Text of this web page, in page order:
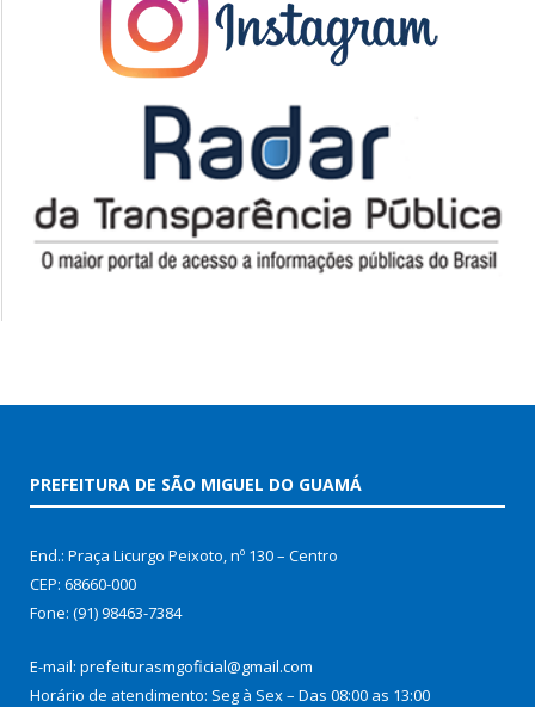
PREFEITURA DE SÃO MIGUEL DO GUAMÁ
End.: Praça Licurgo Peixoto, nº 130 – Centro
CEP: 68660-000
Fone: (91) 98463-7384
E-mail: prefeiturasmgoficial@gmail.com
Horário de atendimento: Seg à Sex – Das 08:00 as 13:00